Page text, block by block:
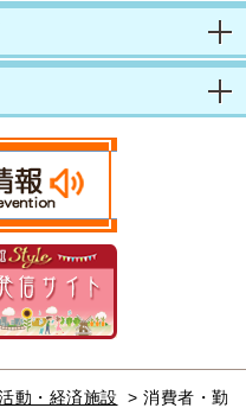
動・経済施設 > 消費者・勤